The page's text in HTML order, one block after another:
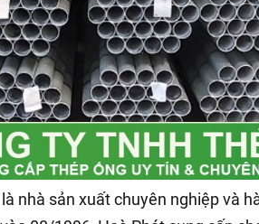
nhà sản xuất chuyên nghiệp và